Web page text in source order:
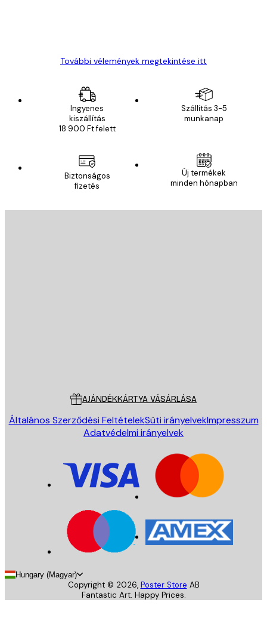
További vélemények megtekintése itt
Ingyenes
kiszállítás
18 900 Ft felett
Szállítás 3-5
munkanap
Biztonságos
fizetés
Új termékek
minden hónapban
AJÁNDÉKKÁRTYA VÁSÁRLÁSA
Általános Szerződési FeltételekSüti irányelvekImpresszum
Adatvédelmi irányelvek
Hungary (Magyar)
Copyright © 2026, Poster Store AB
Fantastic Art. Happy Prices.